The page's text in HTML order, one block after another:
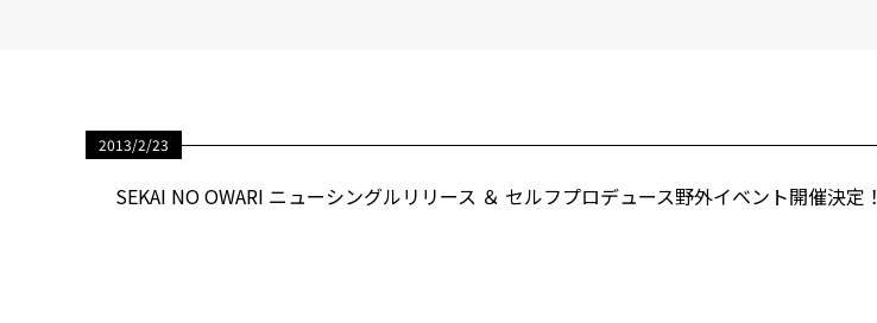
2013/2/23
SEKAI NO OWARI ニューシングルリリース ＆ セルフプロデュース野外イベント開催決定！